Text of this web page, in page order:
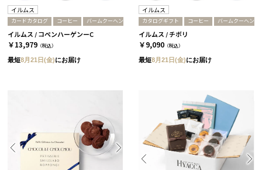
イルムス
カードカタログ コーヒー バームクーヘン
イルムス / コペンハーゲンーC
￥13,979 （税込）
最短8月21日(金)にお届け
イルムス
カタログギフト コーヒー バームクーヘン
イルムス / チボリ
￥9,090 （税込）
最短8月21日(金)にお届け